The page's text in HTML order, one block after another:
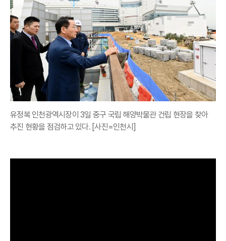
유정복 인천광역시장이 3일 중구 국립 해양박물관 건립 현장을 찾아
추진 현황을 점검하고 있다. [사진=인천시]